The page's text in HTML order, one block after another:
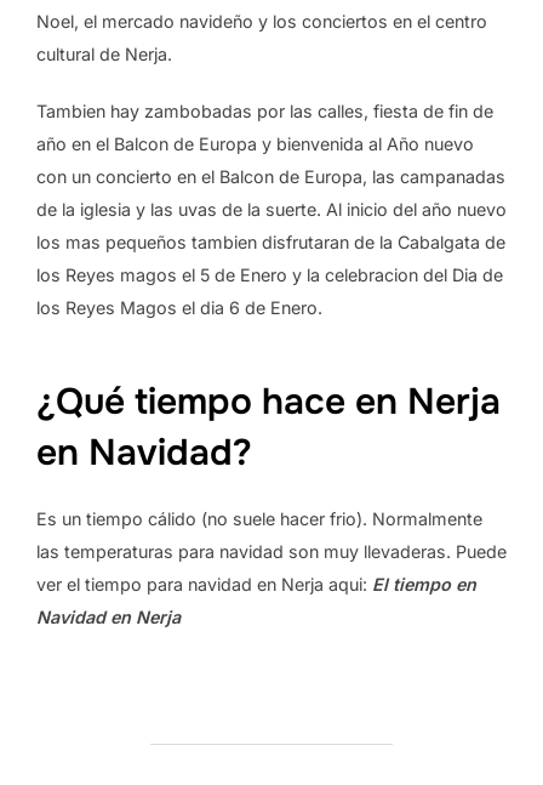
Noel, el mercado navideño y los conciertos en el centro
cultural de Nerja.
Tambien hay zambobadas por las calles, fiesta de fin de
año en el Balcon de Europa y bienvenida al Año nuevo
con un concierto en el Balcon de Europa, las campanadas
de la iglesia y las uvas de la suerte. Al inicio del año nuevo
los mas pequeños tambien disfrutaran de la Cabalgata de
los Reyes magos el 5 de Enero y la celebracion del Dia de
los Reyes Magos el dia 6 de Enero.
¿Qué tiempo hace en Nerja
en Navidad?
Es un tiempo cálido (no suele hacer frio). Normalmente
las temperaturas para navidad son muy llevaderas. Puede
ver el tiempo para navidad en Nerja aqui: El tiempo en
Navidad en Nerja